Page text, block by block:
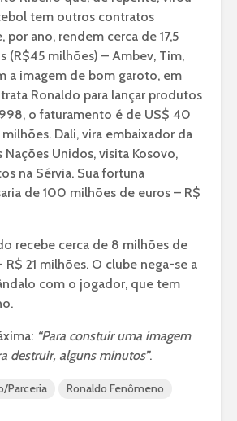
tem outros contratos
por ano, rendem cerca de 17,5
(R$45 milhões) – Ambev, Tim,
a imagem de bom garoto, em
Ronaldo para lançar produtos
o faturamento é de US$ 40
Dali, vira embaixador da
Nações Unidos, visita Kosovo,
na Sérvia. Sua fortuna
de 100 milhões de euros – R$
recebe cerca de 8 milhões de
R$ 21 milhões. O clube nega-se a
com o jogador, que tem
“Para constuir uma imagem
destruir, alguns minutos”.
Parceria Ronaldo Fenômeno